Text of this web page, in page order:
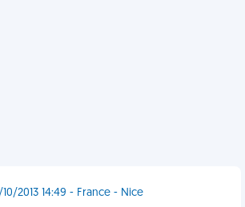
10/2013 14:49 - France - Nice